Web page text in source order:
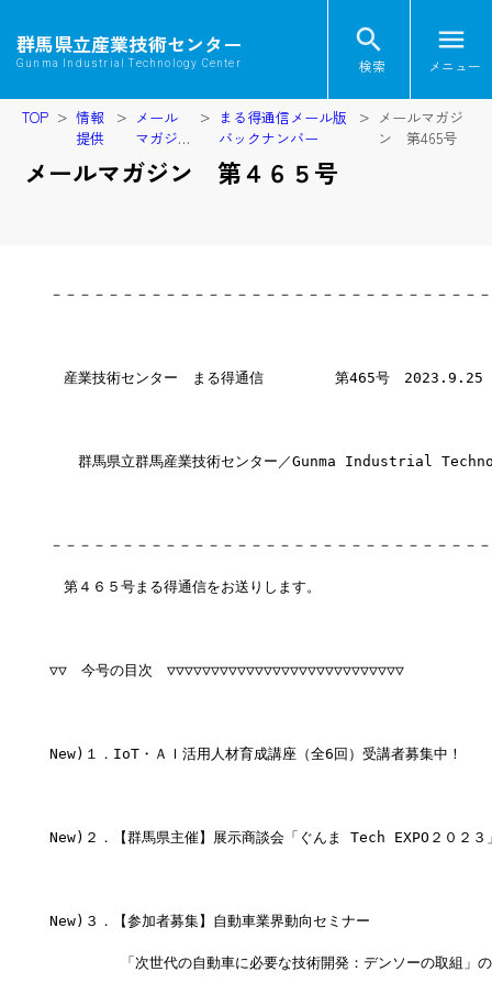
群馬県立産業技術センター
Gunma Industrial Technology Center
search
検索
menu
メニュー
TOP
情報
提供
メール
マガジ
ン
まる得通信メール版
バックナンバー
メールマガジ
ン 第465号
メールマガジン 第４６５号
－－－－－－－－－－－－－－－－－－－－－－－－－－－－－－
産業技術センター　まる得通信　　　　　第465号　2023.9.25
群馬県立群馬産業技術センター／Gunma Industrial
－－－－－－－－－－－－－－－－－－－－－－－－－－－－－－
第４６５号まる得通信をお送りします。
▽▽　今号の目次　▽▽▽▽▽▽▽▽▽▽▽▽▽▽▽▽▽▽▽▽▽▽▽▽▽▽▽
New)１．IoT・ＡＩ活用人材育成講座（全6回）受講者募集中！
New)２．【群馬県主催】展示商談会「ぐんま Tech EXPO２０２３
New)３．【参加者募集】自動車業界動向セミナー
「次世代の自動車に必要な技術開発：デンソーの取組」の